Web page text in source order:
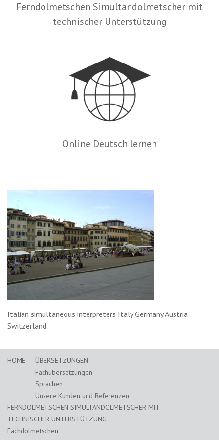
Ferndolmetschen Simultandolmetscher mit
technischer Unterstützung
Online Deutsch lernen
Italian simultaneous interpreters Italy Germany Austria
Switzerland
HOME
ÜBERSETZUNGEN
Fachübersetzungen
Sprachen
Unsere Kunden und Referenzen
FERNDOLMETSCHEN SIMULTANDOLMETSCHER MIT
TECHNISCHER UNTERSTÜTZUNG
Fachdolmetschen